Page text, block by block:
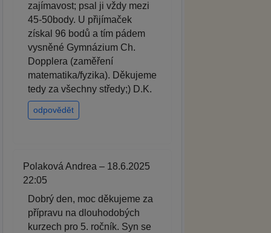
zajímavost; psal ji vždy mezi
45-50body. U přijímaček
získal 96 bodů a tím pádem
vysněné Gymnázium Ch.
Dopplera (zaměření
matematika/fyzika). Děkujeme
tedy za všechny středy;) D.K.
odpovědět
Polaková Andrea – 18.6.2025
22:05
Dobrý den, moc děkujeme za
přípravu na dlouhodobých
kurzech pro 5. ročník. Syn se